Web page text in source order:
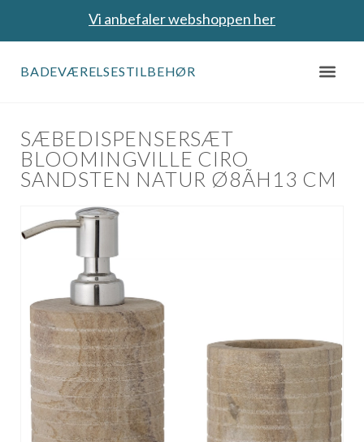
Vi anbefaler webshoppen her
BADEVÆRELSESTILBEHØR
SÆBEDISPENSERSÆT
BLOOMINGVILLE CIRO
SANDSTEN NATUR Ø8ÃH13 CM